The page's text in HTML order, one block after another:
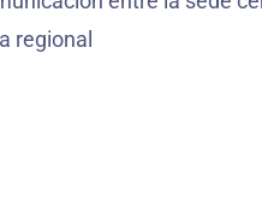
regional